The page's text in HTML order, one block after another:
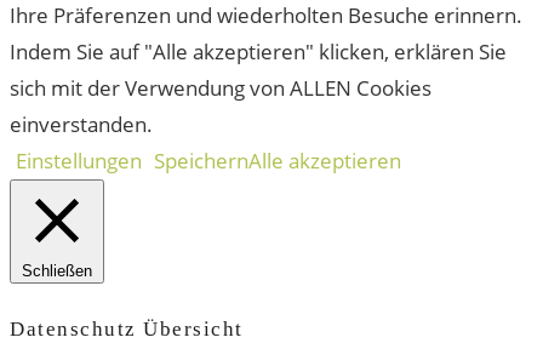
Ihre Präferenzen und wiederholten Besuche erinnern.
Indem Sie auf "Alle akzeptieren" klicken, erklären Sie
sich mit der Verwendung von ALLEN Cookies
einverstanden.
Einstellungen SpeichernAlle akzeptieren
Schließen
Datenschutz Übersicht